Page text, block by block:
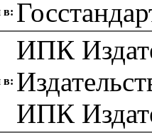
в:
в:
ИПК
ИПК